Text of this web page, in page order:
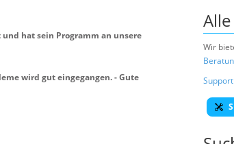
hat sein Programm an unsere
wird gut eingegangen. - Gute
Wir
Support